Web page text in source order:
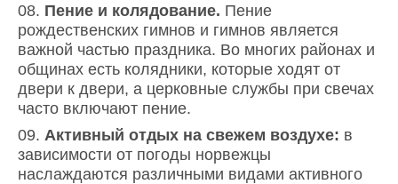
Пение и колядование. Пение
рождественских гимнов и гимнов является
важной частью праздника. Во многих районах и
общинах есть колядники, которые ходят от
двери к двери, а церковные службы при свечах
часто включают пение.
Активный отдых на свежем воздухе: в
зависимости от погоды норвежцы
наслаждаются различными видами активного